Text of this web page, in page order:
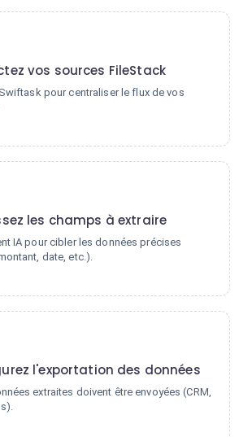
vos sources FileStack
pour centraliser le flux de vos
les champs à extraire
IA pour cibler les données précises
date, etc.).
l'exportation des données
extraites doivent être envoyées (CRM,